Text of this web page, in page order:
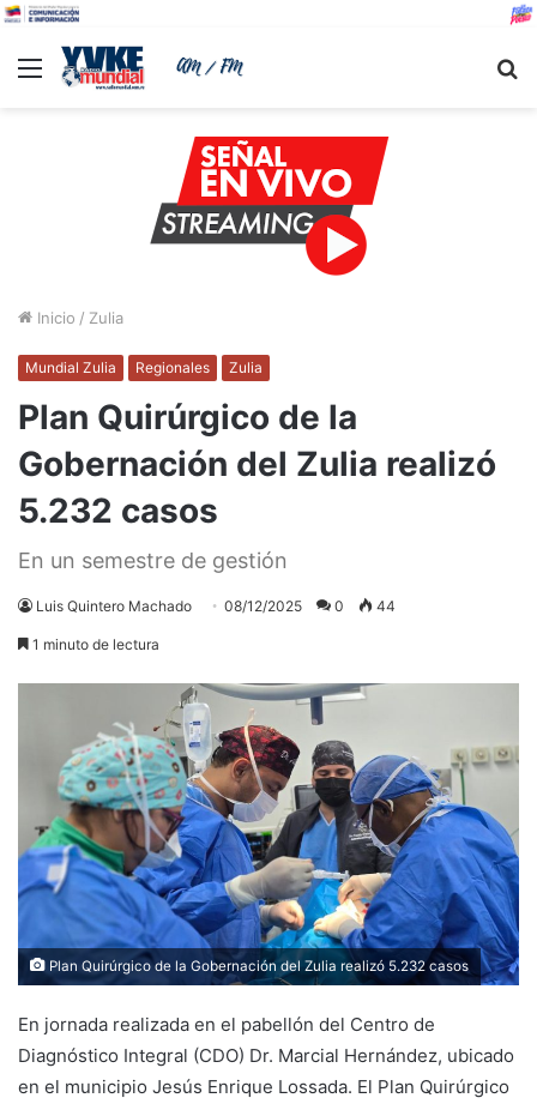
Menu
Inicio / Zulia
Mundial Zulia Regionales Zulia
Plan Quirúrgico de la
Gobernación del Zulia realizó
5.232 casos
En un semestre de gestión
Luis Quintero Machado 08/12/2025 0 44
1 minuto de lectura
Plan Quirúrgico de la Gobernación del Zulia realizó 5.232 casos
En jornada realizada en el pabellón del Centro de
Diagnóstico Integral (CDO) Dr. Marcial Hernández, ubicado
en el municipio Jesús Enrique Lossada. El Plan Quirúrgico